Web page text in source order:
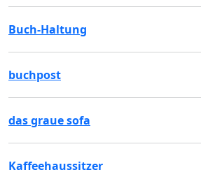
Buch-Haltung
buchpost
das graue sofa
Kaffeehaussitzer